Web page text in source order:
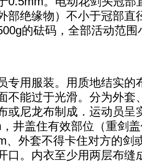
部绝缘物）不小于冠部直
的砝码，全部活动范围
用服装。用质地结实的
不能过于光滑。分为外套
或尼龙布制成．运动员呈
井盖住有效部位（重剑
、外套不得卡住对方的剑
口。内衣至少用两层布缝